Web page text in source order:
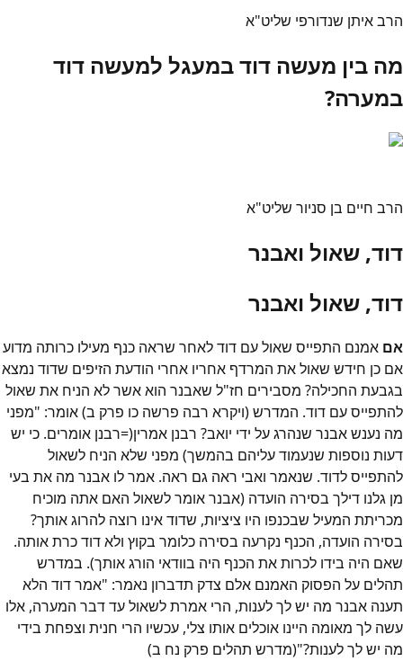
הרב איתן שנדורפי שליט"א
מה בין מעשה דוד במעגל למעשה דוד
במערה?
הרב חיים בן סניור שליט"א
דוד, שאול ואבנר
דוד, שאול ואבנר
אם אמנם התפייס שאול עם דוד לאחר שראה כנף מעילו כרותה מדוע
אם כן חידש שאול את המרדף אחריו אחרי הודעת הזיפים שדוד נמצא
בגבעת החכילה? מסבירים חז"ל שאבנר הוא אשר לא הניח את שאול
להתפייס עם דוד. המדרש (ויקרא רבה פרשה כו פרק ב) אומר: "מפני
מה נענש אבנר שנהרג על ידי יואב? רבנן אמרין(=רבנן אומרים. כי יש
דעות נוספות שנעמוד עליהם בהמשך) מפני שלא הניח לשאול
להתפייס לדוד. שנאמר ואבי ראה גם ראה. אמר לו אבנר מה את בעי
מן גלנו דילך בסירה הועדה (אבנר אומר לשאול האם אתה מוכיח
מכריתת המעיל שבכנפו היו ציציות, שדוד אינו רוצה להרוג אותך?
בסירה הועדה, הכנף נקרעה בסירה כלומר בקוץ ולא דוד כרת אותה.
שאם היה בידו לכרות את הכנף היה בוודאי הורג אותך). במדרש
תהלים על הפסוק האמנם אלם צדק תדברון נאמר: "אמר דוד הלא
תענה אבנר מה יש לך לענות, הרי אמרת לשאול עד דבר המערה, אלו
עשה לך מאומה היינו אוכלים אותו צלי, עכשיו הרי חנית וצפחת בידי
מה יש לך לענות?"(מדרש תהלים פרק נח ב)